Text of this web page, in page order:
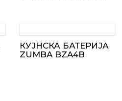
КУЈНСКА БАТЕРИЈА
ZUMBA BZA4B